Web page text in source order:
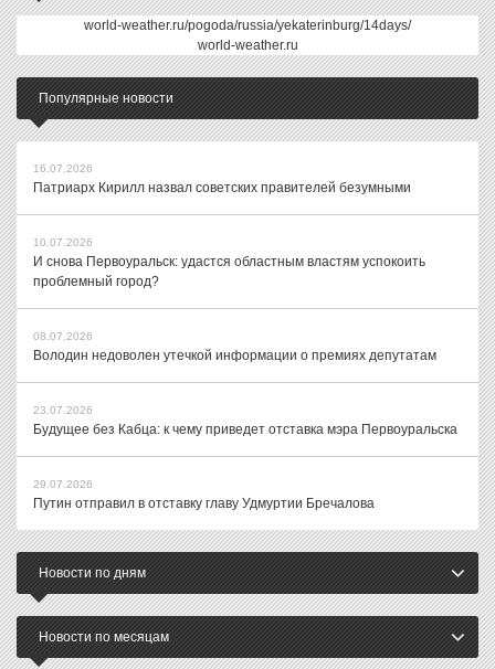
world-weather.ru/pogoda/russia/yekaterinburg/14days/
world-weather.ru
Популярные новости
16.07.2026
Патриарх Кирилл назвал советских правителей безумными
10.07.2026
И снова Первоуральск: удастся областным властям успокоить
проблемный город?
08.07.2026
Володин недоволен утечкой информации о премиях депутатам
23.07.2026
Будущее без Кабца: к чему приведет отставка мэра Первоуральска
29.07.2026
Путин отправил в отставку главу Удмуртии Бречалова
Новости по дням
Новости по месяцам